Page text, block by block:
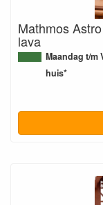
Mathmos
lava
Maandag t/m
huis*